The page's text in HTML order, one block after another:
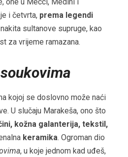
i četvrta, prema legendi
sultanove supruge, kao
za vrijeme ramazana.
soukovima
kojoj se doslovno može naći
U slučaju Marakeša, ono što
kožna galanterija, tekstil,
keramika. Ogroman dio
, u koje jednom kad uđeš,